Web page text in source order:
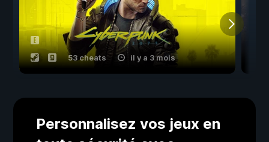
53 cheats il y a 3 mois
Personnalisez vos jeux en